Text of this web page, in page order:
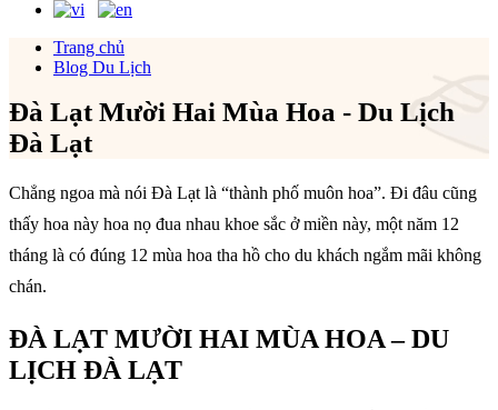
Trang chủ
Blog Du Lịch
Đà Lạt Mười Hai Mùa Hoa - Du Lịch
Đà Lạt
Chẳng ngoa mà nói Đà Lạt là “thành phố muôn hoa”. Đi đâu cũng
thấy hoa này hoa nọ đua nhau khoe sắc ở miền này, một năm 12
tháng là có đúng 12 mùa hoa tha hồ cho du khách ngắm mãi không
chán.
ĐÀ LẠT MƯỜI HAI MÙA HOA – DU
LỊCH ĐÀ LẠT